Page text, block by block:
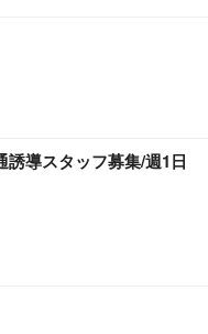
導スタッフ募集/週1日